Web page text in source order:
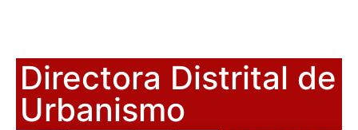
Directora Distrital de
Urbanismo